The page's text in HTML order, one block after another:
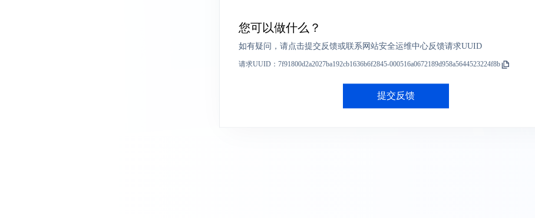
您可以做什么？
如有疑问，请点击提交反馈或联系网站安全运维中心反馈请求UUID
请求UUID： 7f91800d2a2027ba192cb1636b6f2845-000516a0672189d958a5644523224f8b
提交反馈